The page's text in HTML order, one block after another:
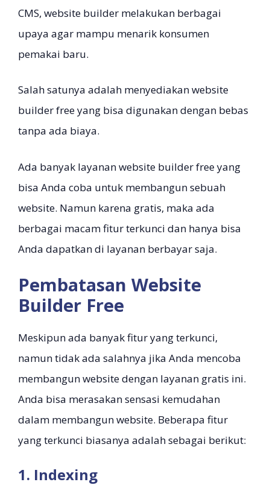
CMS, website builder melakukan berbagai
upaya agar mampu menarik konsumen
pemakai baru.
Salah satunya adalah menyediakan website
builder free yang bisa digunakan dengan bebas
tanpa ada biaya.
Ada banyak layanan website builder free yang
bisa Anda coba untuk membangun sebuah
website. Namun karena gratis, maka ada
berbagai macam fitur terkunci dan hanya bisa
Anda dapatkan di layanan berbayar saja.
Pembatasan Website
Builder Free
Meskipun ada banyak fitur yang terkunci,
namun tidak ada salahnya jika Anda mencoba
membangun website dengan layanan gratis ini.
Anda bisa merasakan sensasi kemudahan
dalam membangun website. Beberapa fitur
yang terkunci biasanya adalah sebagai berikut:
1. Indexing